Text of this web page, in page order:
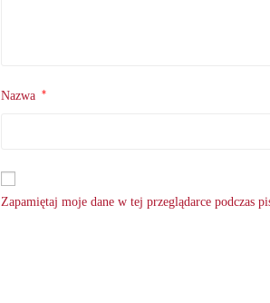
Nazwa *
Zapamiętaj moje dane w tej przeglądarce podczas